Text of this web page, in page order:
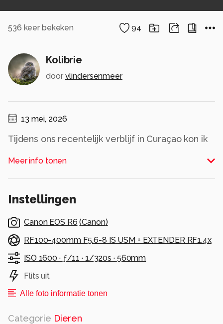
536 keer bekeken 94
Kolibrie
door vlindersenmeer
13 mei, 2026
Tijdens ons recentelijk verblijf in Curaçao kon ik
hangend voor een bloem maar in rust op een
takje. Zag hem regelmatig struikgewas induiken,
upload van winterkoninkje.
Gr Frans
Alle rechten voorbehouden
Meer info tonen
Instellingen
Canon EOS R6 (Canon)
RF100-400mm F5.6-8 IS USM + EXTENDER RF1.4x
ISO 1600 · ƒ/11 · 1/320s · 560mm
Flits uit
Alle foto informatie tonen
Categorie Dieren